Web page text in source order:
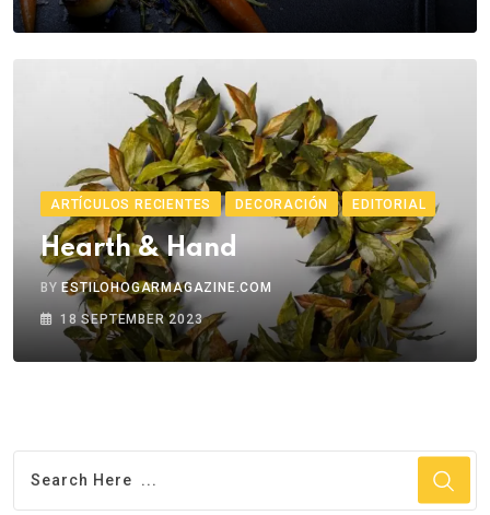
ARTÍCULOS RECIENTES DECORACIÓN EDITORIAL
Hearth & Hand
BYESTILOHOGARMAGAZINE.COM
18 SEPTEMBER 2023